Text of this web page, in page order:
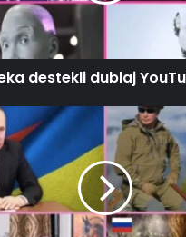
destekli dublaj